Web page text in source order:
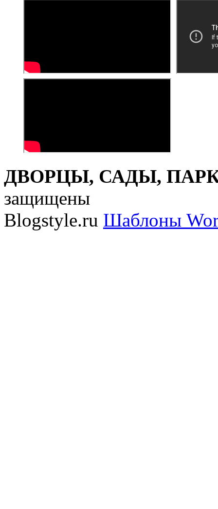
ДВОРЦЫ, САДЫ,
защищены
Blogstyle.ru Шаблоны